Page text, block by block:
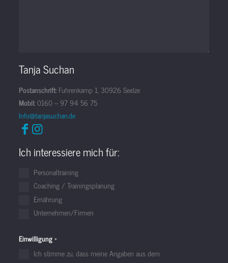
Tanja Suchan
Postanschrift: Fuhrenkamp 1, 30926 Seelze
Mobil:0160 – 97 94 56 75
Info@tanjasuchan.de
Ich interessiere mich für:
Personaltraining
Coaching / Trainingsplanung
Ernährung
Unternehmen/Firmen
Einwilligung*
Ich stimme zu, dass meine Angaben aus dem